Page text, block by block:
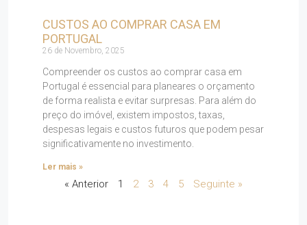
CUSTOS AO COMPRAR CASA EM
PORTUGAL
26 de Novembro, 2025
Compreender os custos ao comprar casa em
Portugal é essencial para planeares o orçamento
de forma realista e evitar surpresas. Para além do
preço do imóvel, existem impostos, taxas,
despesas legais e custos futuros que podem pesar
significativamente no investimento.
Ler mais »
« Anterior 1 2 3 4 5 Seguinte »